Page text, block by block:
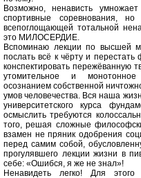
Возможно, ненависть
спортивные соревнования,
всепоглощающей тотальной
это МИЛОСЕРДИЕ.
Вспоминаю лекции по высшей
послать всё к чёрту и
конспектировать пережёванную
утомительное и
осознанием собственной
умов человечества. Вся наша
университетского курса
осмыслить требуются
того, решая сложные
взамен не пряник одобрения
перед самим собой,
прогулявшего лекции жизни в
себе: «Ошибся, я же не знал»!
Ненавидеть легко! Для